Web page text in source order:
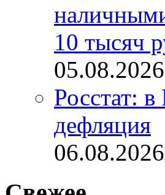
10 тысяч
Росстат: в
дефляция